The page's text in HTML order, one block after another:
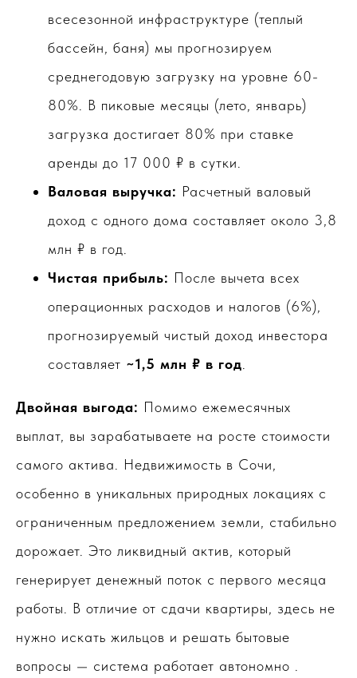
всесезонной инфраструктуре (теплый
бассейн, баня) мы прогнозируем
среднегодовую загрузку на уровне 60-
80%. В пиковые месяцы (лето, январь)
загрузка достигает 80% при ставке
аренды до 17 000 ₽ в сутки.
Валовая выручка: Расчетный валовый
доход с одного дома составляет около 3,8
млн ₽ в год.
Чистая прибыль: После вычета всех
операционных расходов и налогов (6%),
прогнозируемый чистый доход инвестора
составляет ~1,5 млн ₽ в год.
Двойная выгода: Помимо ежемесячных
выплат, вы зарабатываете на росте стоимости
самого актива. Недвижимость в Сочи,
особенно в уникальных природных локациях с
ограниченным предложением земли, стабильно
дорожает. Это ликвидный актив, который
генерирует денежный поток с первого месяца
работы. В отличие от сдачи квартиры, здесь не
нужно искать жильцов и решать бытовые
вопросы — система работает автономно .